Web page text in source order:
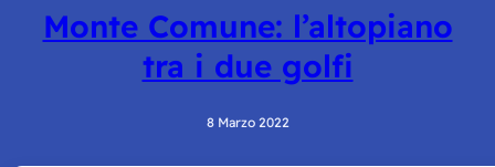
Monte Comune: l’altopiano
tra i due golfi
8 Marzo 2022